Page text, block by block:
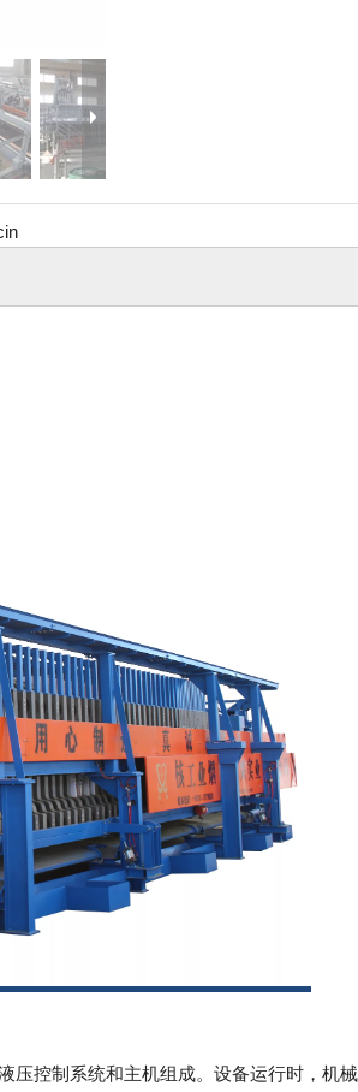
控制系统和主机组成。设备运行时，机